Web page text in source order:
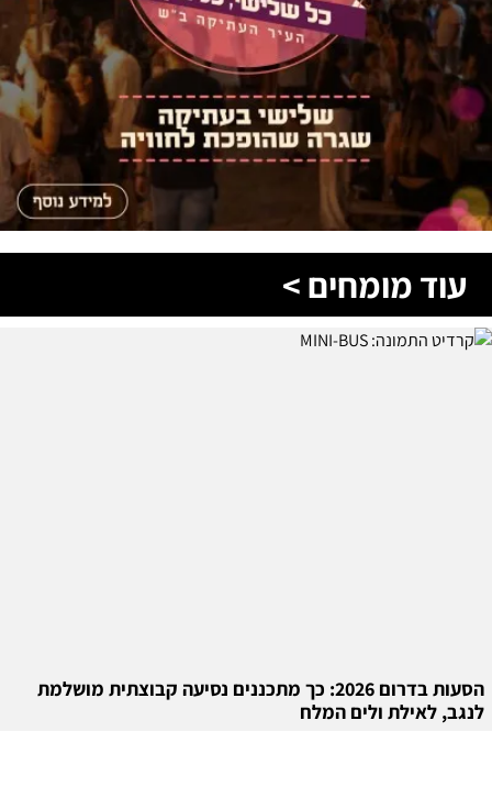
עוד מומחים >
הסעות בדרום 2026: כך מתכננים נסיעה קבוצתית מושלמת
לנגב, לאילת ולים המלח